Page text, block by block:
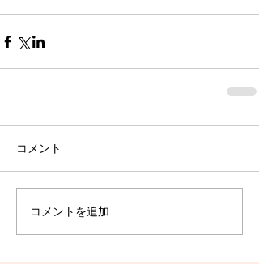
コメント
コメントを追加…